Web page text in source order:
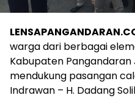
warga dari berbagai
Kabupaten
mendukung pasangan
Indrawan – H. Dadang